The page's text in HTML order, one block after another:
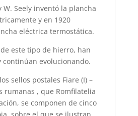
W. Seely inventó la plancha
y en 1920
eléctrica termostática.
este tipo de hierro, han
continúan evolucionando.
sellos postales Fiare (I) –
rumanas , que Romfilatelia
se componen de cinco